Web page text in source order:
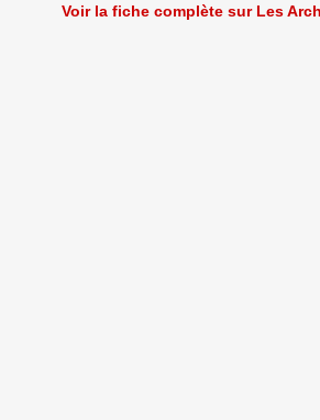
Voir la fiche complète sur Les